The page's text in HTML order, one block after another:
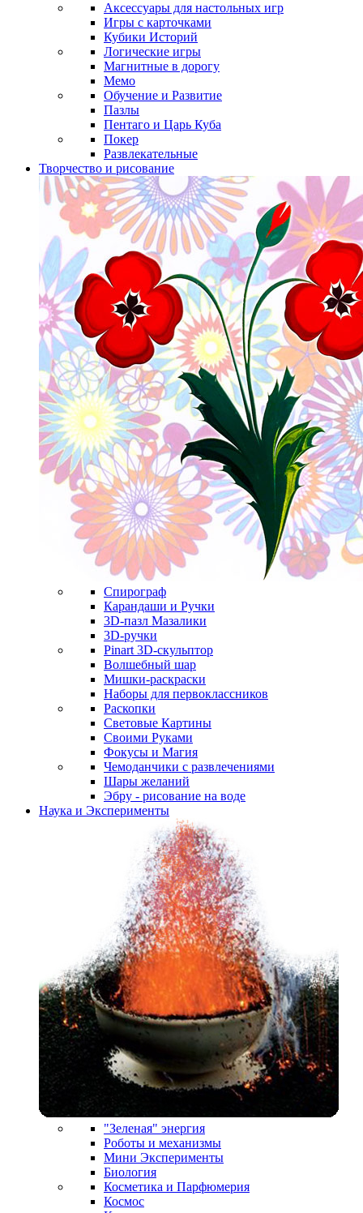
Аксессуары для настольных игр
Игры с карточками
Кубики Историй
Логические игры
Магнитные в дорогу
Мемо
Обучение и Развитие
Пазлы
Пентаго и Царь Куба
Покер
Развлекательные
Творчество и рисование
Спирограф
Карандаши и Ручки
3D-пазл Мазалики
3D-ручки
Pinart 3D-скульптор
Волшебный шар
Мишки-раскраски
Наборы для первоклассников
Раскопки
Световые Картины
Своими Руками
Фокусы и Магия
Чемоданчики с развлечениями
Шары желаний
Эбру - рисование на воде
Наука и Эксперименты
"Зеленая" энергия
Роботы и механизмы
Мини Эксперименты
Биология
Косметика и Парфюмерия
Космос